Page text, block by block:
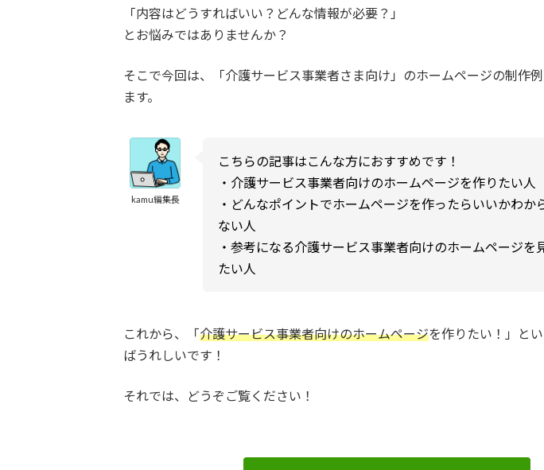
「内容はどうすればいい？どんな情報が必要？」
とお悩みではありませんか？
そこで今回は、「介護サービス事業者さま向け」のホームページの制作
ます。
kamu編集長
こちらの記事はこんな方におすすめです！
・介護サービス事業者向けのホームページを作りたい人
・どんなポイントでホームページを作ったらいいかわか
ない人
・参考になる介護サービス事業者向けのホームページを
たい人
これから、「介護サービス事業者向けのホームページを作りたい！」と
ばうれしいです！
それでは、どうぞご覧ください！